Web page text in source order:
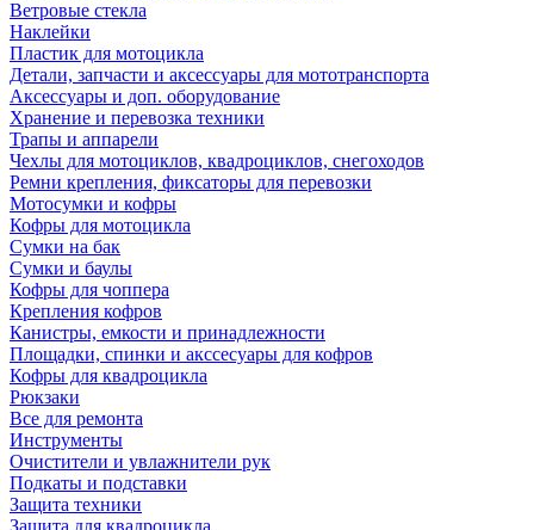
Ветровые стекла
Наклейки
Пластик для мотоцикла
Детали, запчасти и аксессуары для мототранспорта
Аксессуары и доп. оборудование
Хранение и перевозка техники
Трапы и аппарели
Чехлы для мотоциклов, квадроциклов, снегоходов
Ремни крепления, фиксаторы для перевозки
Мотосумки и кофры
Кофры для мотоцикла
Сумки на бак
Сумки и баулы
Кофры для чоппера
Крепления кофров
Канистры, емкости и принадлежности
Площадки, спинки и акссесуары для кофров
Кофры для квадроцикла
Рюкзаки
Все для ремонта
Инструменты
Очистители и увлажнители рук
Подкаты и подставки
Защита техники
Защита для квадроцикла